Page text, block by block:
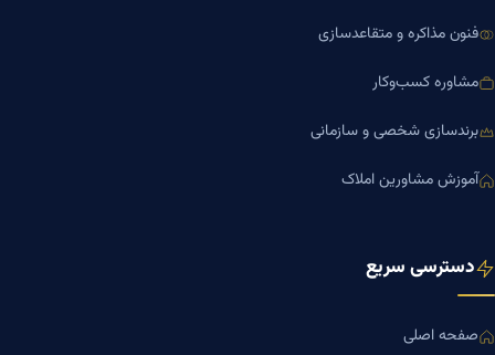
فنون مذاکره و متقاعدسازی
مشاوره کسب‌وکار
برندسازی شخصی و سازمانی
آموزش مشاورین املاک
دسترسی سریع
صفحه اصلی